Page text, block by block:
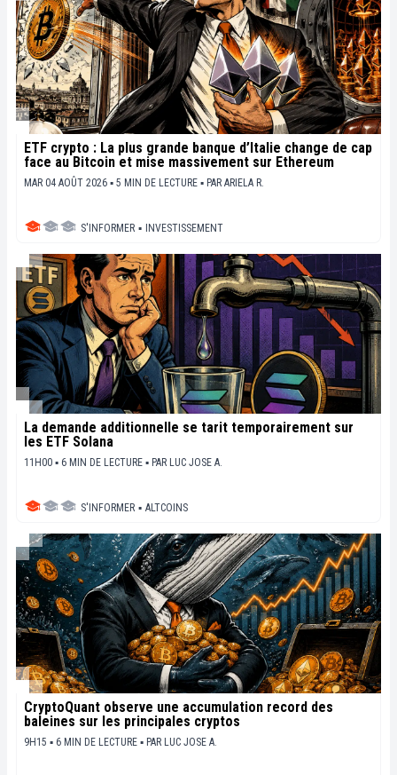
ETF crypto : La plus grande banque d’Italie change de cap
face au Bitcoin et mise massivement sur Ethereum
MAR 04 AOÛT 2026 ▪ 5 MIN DE LECTURE ▪ PAR ARIELA R.
S'INFORMER ▪ INVESTISSEMENT
La demande additionnelle se tarit temporairement sur
les ETF Solana
11H00 ▪ 6 MIN DE LECTURE ▪ PAR LUC JOSE A.
S'INFORMER ▪ ALTCOINS
CryptoQuant observe une accumulation record des
baleines sur les principales cryptos
9H15 ▪ 6 MIN DE LECTURE ▪ PAR LUC JOSE A.